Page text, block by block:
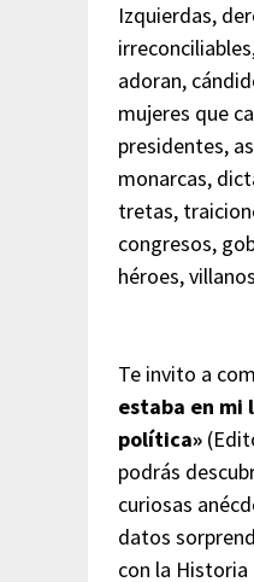
Izquierdas,
adoran,
mujeres que
presidentes,
monarcas,
tretas,
congresos,
héroes,
Te invito a
estaba en mi
política»
podrás
curiosas
datos
con la